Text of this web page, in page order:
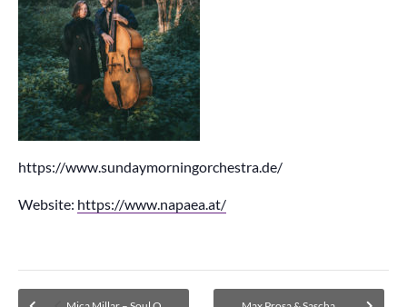
https://www.sundaymorningorchestra.de/
Website: https://www.napaea.at/